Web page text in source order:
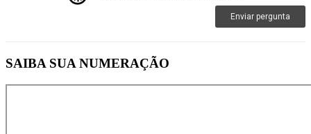
Enviar pergunta
SAIBA SUA NUMERAÇÃO